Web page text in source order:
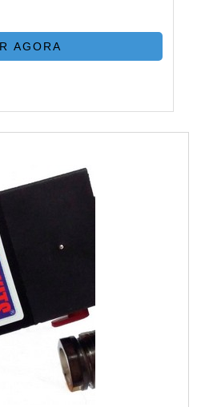
AGORA